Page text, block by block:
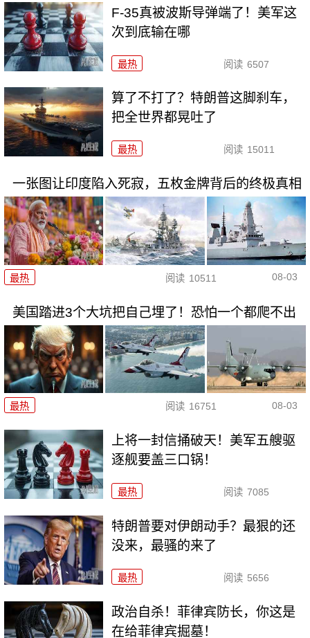
F-35真被波斯导弹端了！美军这
次到底输在哪
最热 阅读 6507
算了不打了？特朗普这脚刹车，
把全世界都晃吐了
最热 阅读 15011
一张图让印度陷入死寂，五枚金牌背后的终极真相
最热 阅读 10511 08-03
美国踏进3个大坑把自己埋了！恐怕一个都爬不出
最热 阅读 16751 08-03
上将一封信捅破天！美军五艘驱
逐舰要盖三口锅！
最热 阅读 7085
特朗普要对伊朗动手？最狠的还
没来，最骚的来了
最热 阅读 5656
政治自杀！菲律宾防长，你这是
在给菲律宾掘墓！